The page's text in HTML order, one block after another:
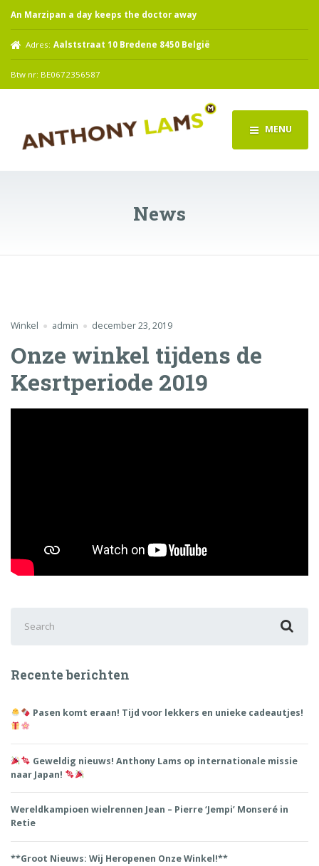
An Marzipan a day keeps the doctor away
Adres: Aalststraat 10 Bredene 8450 België
Btw nr: BE0672356587
MENU
News
Winkel admin december 23, 2019
Onze winkel tijdens de
Kesrtperiode 2019
for:
Recente berichten
Pasen komt eraan! Tijd voor lekkers en unieke cadeautjes!
Geweldig nieuws! Anthony Lams op internationale missie
naar Japan!
Wereldkampioen wielrennen Jean – Pierre ‘Jempi’ Monseré in
Retie
**Groot Nieuws: Wij Heropenen Onze Winkel!**